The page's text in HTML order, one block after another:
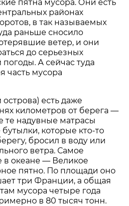
пятна мусора. Они есть
районах
в так называемых
раньше сносило
ветер, и они
до серьезных
А сейчас туда
часть мусора
есть даже
километров от берега —
те надувные матрасы
которые кто-то
бросил в воду или
ветра. Самое
в океане — Великое
пятно. По площади оно
три Франции, а общая
мусора четыре года
в 80 тысяч тонн.